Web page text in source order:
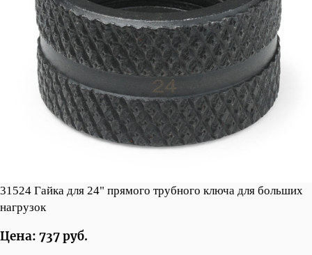
31524 Гайка для 24" прямого трубного ключа для больших
нагрузок
Цена: 737 руб.